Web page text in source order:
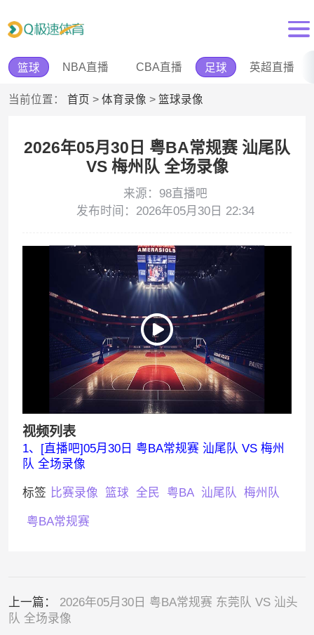
篮球 NBA直播 CBA直播 足球 英超直播
当前位置： 首页 > 体育录像 > 篮球录像
2026年05月30日 粤BA常规赛 汕尾队
VS 梅州队 全场录像
来源：98直播吧
发布时间：2026年05月30日 22:34
视频列表
1、[直播吧]05月30日 粤BA常规赛 汕尾队 VS 梅州
队 全场录像
标签 比赛录像 篮球 全民 粤BA 汕尾队 梅州队
粤BA常规赛
上一篇： 2026年05月30日 粤BA常规赛 东莞队 VS 汕头
队 全场录像